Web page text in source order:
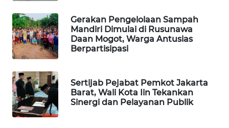
Gerakan Pengelolaan Sampah
Mandiri Dimulai di Rusunawa
Daan Mogot, Warga Antusias
Berpartisipasi
Sertijab Pejabat Pemkot Jakarta
Barat, Wali Kota Iin Tekankan
Sinergi dan Pelayanan Publik
TAMBANG
NEWS
SITUNGIR
NEWS
SIDIKALANG
NEWS